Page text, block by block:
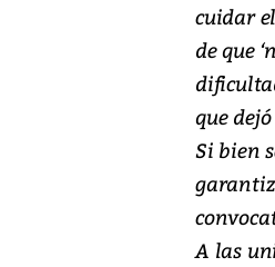
cuidar
de que
que
Si bien
A las